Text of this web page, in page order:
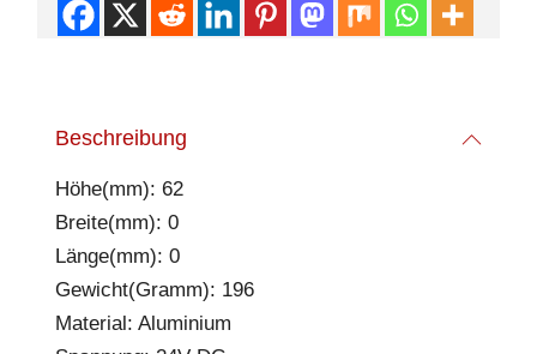
Beschreibung
Höhe(mm): 62
Breite(mm): 0
Länge(mm): 0
Gewicht(Gramm): 196
Material: Aluminium